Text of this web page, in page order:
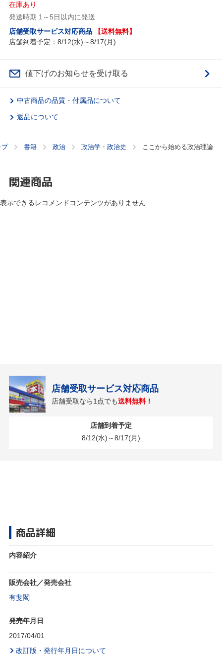
在庫あり
発送時期 1～5日以内に発送
店舗受取サービス対応商品
【送料無料】
店舗到着予定：8/12(水)～8/17(月)
値下げのお知らせを受け取る
中古商品の品質・付属品について
返品について
プ 書籍 政治 政治学・政治史 ここから始める政治理論
関連商品
表示できるレコメンドコンテンツがありません
店舗受取サービス対応商品
店舗受取なら1点でも送料無料！
店舗到着予定
8/12(水)～8/17(月)
商品詳細
内容紹介
販売会社／発売会社
有斐閣
発売年月日
2017/04/01
改訂版・発行年月日について